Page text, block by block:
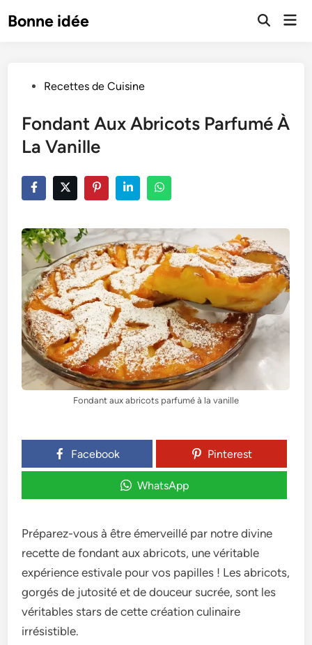
toBonne idée
Open
PostedRecettes de Cuisine
Fondant Aux Abricots Parfumé À
La Vanille
Fondant aux abricots parfumé à la vanille
Facebook Pinterest
WhatsApp
Préparez-vous à être émerveillé par notre divine
recette de fondant aux abricots, une véritable
expérience estivale pour vos papilles ! Les abricots,
gorgés de jutosité et de douceur sucrée, sont les
véritables stars de cette création culinaire
irrésistible.